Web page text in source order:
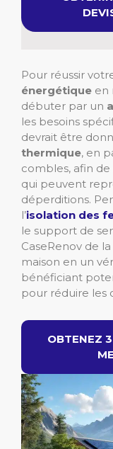
Pour réussir
énergétique en
débuter par un
les besoins
devrait être
thermique, en
combles, afin
qui peuvent
déperditions.
l’isolation des
le support de
CaseRenov de
maison en un
bénéficiant
pour réduire les
OBTENEZ